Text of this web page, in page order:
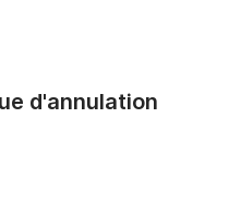
d'annulation